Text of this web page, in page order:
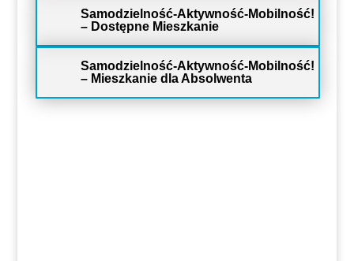
Samodzielność-Aktywność-Mobilność!
– Dostępne Mieszkanie
Samodzielność-Aktywność-Mobilność!
– Mieszkanie dla Absolwenta